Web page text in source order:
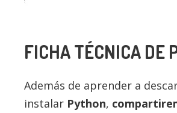
FICHA TÉCNICA DE
Además de aprender a
instalar Python,